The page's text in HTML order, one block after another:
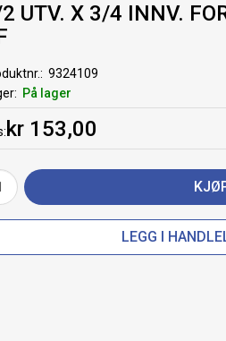
UTV. X 3/4 INNV.
9324109
På lager
kr 153,00
LEGG I